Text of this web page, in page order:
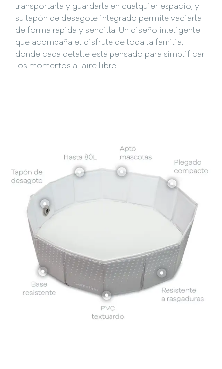
transportarla y guardarla en cualquier espacio, y
su tapón de desagote integrado permite vaciarla
de forma rápida y sencilla. Un diseño inteligente
que acompaña el disfrute de toda la familia,
donde cada detalle está pensado para simplificar
los momentos al aire libre.